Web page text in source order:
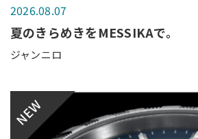
2026.08.07
夏のきらめきをMESSIKAで。
ジャンニロ
NEW